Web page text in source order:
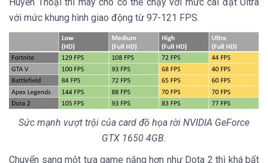
với mức khung hình giao động từ 97-121 FPS.
Sức mạnh vượt trội của card đồ họa rời NVIDIA GeForce
GTX 1650 4GB.
Chuyển sang một tựa game nặng hơn như Dota 2 thì khá bất